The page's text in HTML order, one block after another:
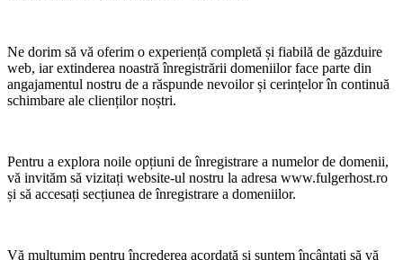
Ne dorim să vă oferim o experiență completă și fiabilă de găzduire
web, iar extinderea noastră înregistrării domeniilor face parte din
angajamentul nostru de a răspunde nevoilor și cerințelor în continuă
schimbare ale clienților noștri.
Pentru a explora noile opțiuni de înregistrare a numelor de domenii,
vă invităm să vizitați website-ul nostru la adresa www.fulgerhost.ro
și să accesați secțiunea de înregistrare a domeniilor.
Vă mulțumim pentru încrederea acordată și suntem încântați să vă